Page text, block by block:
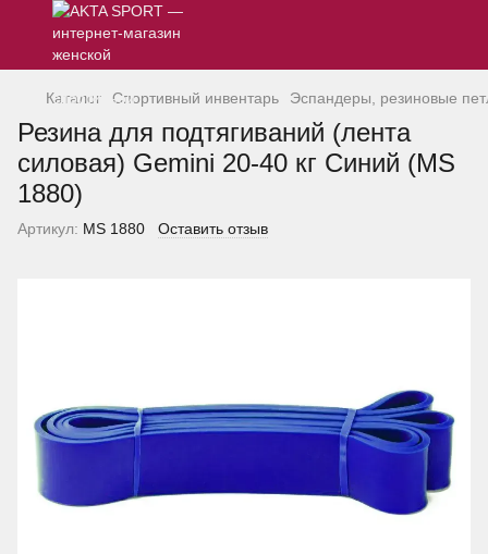
Каталог Спортивный инвентарь Эспандеры, резиновые
Резина для подтягиваний (лента
силовая) Gemini 20-40 кг Синий (MS
1880)
Артикул: MS 1880 Оставить отзыв